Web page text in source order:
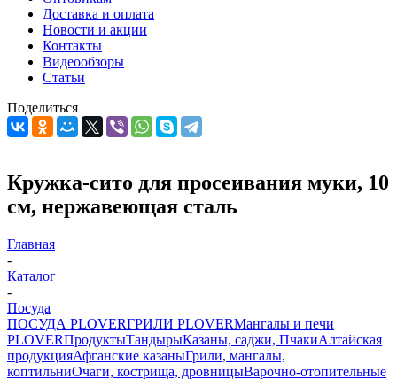
Доставка и оплата
Новости и акции
Контакты
Видеообзоры
Статьи
Поделиться
Кружка-сито для просеивания муки, 10
см, нержавеющая сталь
Главная
-
Каталог
-
Посуда
ПОСУДА PLOVERГРИЛИ PLOVERМангалы и печи
PLOVERПродуктыТандырыКазаны, саджи, ПчакиАлтайская
продукцияАфганские казаныГрили, мангалы,
коптильниОчаги, кострища, дровницыВарочно-отопительные